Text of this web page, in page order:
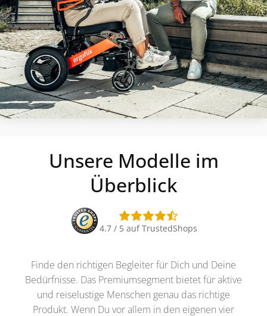
Unsere Modelle im
Überblick
4.7 / 5 auf TrustedShops
Finde den richtigen Begleiter für Dich und Deine
Bedürfnisse. Das Premiumsegment bietet für aktive
und reiselustige Menschen genau das richtige
Produkt. Wenn Du vor allem in den eigenen vier